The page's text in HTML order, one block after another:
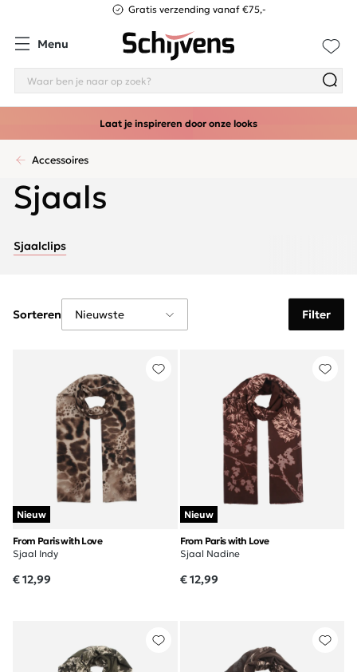
Gratis verzending vanaf €75,-
Menu
Laat je inspireren door onze looks
Accessoires
Sjaals
Sjaalclips
Filter
Sorteren
Nieuw
From Paris with Love
Sjaal Indy
€ 12,99
Nieuw
From Paris with Love
Sjaal Nadine
€ 12,99